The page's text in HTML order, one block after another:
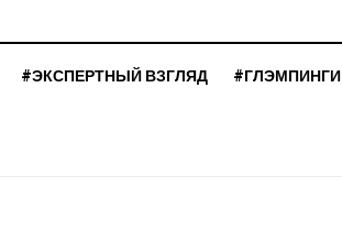
#ЭКСПЕРТНЫЙ ВЗГЛЯД #ГЛЭМПИНГИ